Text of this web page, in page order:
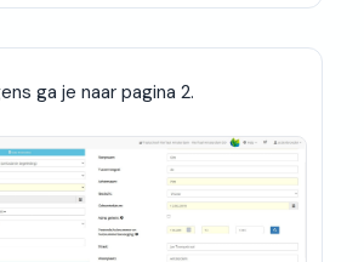
ga je naar pagina 2.